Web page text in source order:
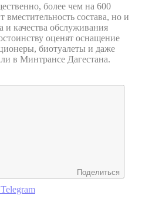
более чем на 600
вместительность состава, но и
и качества обслуживания
оценят оснащение
биотуалеты и даже
в Минтрансе Дагестана.
Поделиться
Telegram